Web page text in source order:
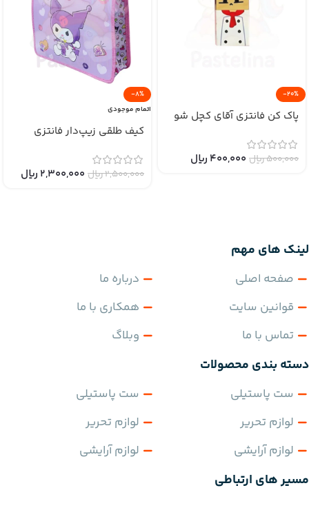
-20%
پاک کن فانتزی آقای کچل شو
500,000﷼ 400,000 ﷼
-8%
اتمام موجودی
کیف طلقی زیپ‌دار فانتزی
2,500,000﷼ 2,300,000 ﷼
لینک های مهم
صفحه اصلی
قوانین سایت
تماس با ما
درباره ما
همکاری با ما
وبلاگ
دسته بندی محصولات
ست پاستیلی
لوازم تحریر
لوازم آرایشی
ست پاستیلی
لوازم تحریر
لوازم آرایشی
مسیر های ارتباطی